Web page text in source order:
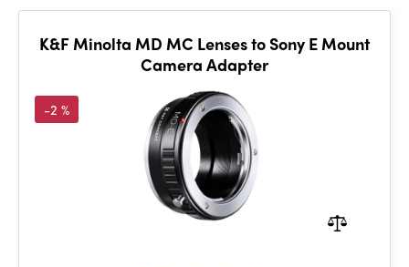
K&F Minolta MD MC Lenses to Sony E Mount
Camera Adapter
-2 %